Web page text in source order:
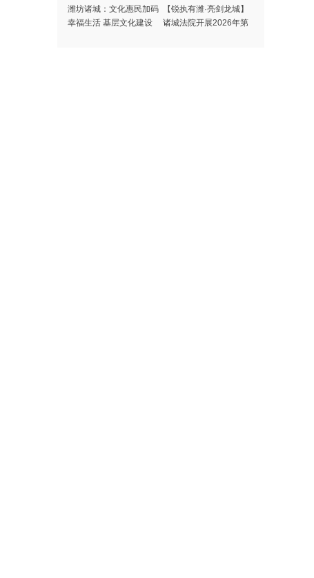
潍坊诸城：文化惠民加码
幸福生活 基层文化建设
【锐执有潍·亮剑龙城】
诸城法院开展2026年第